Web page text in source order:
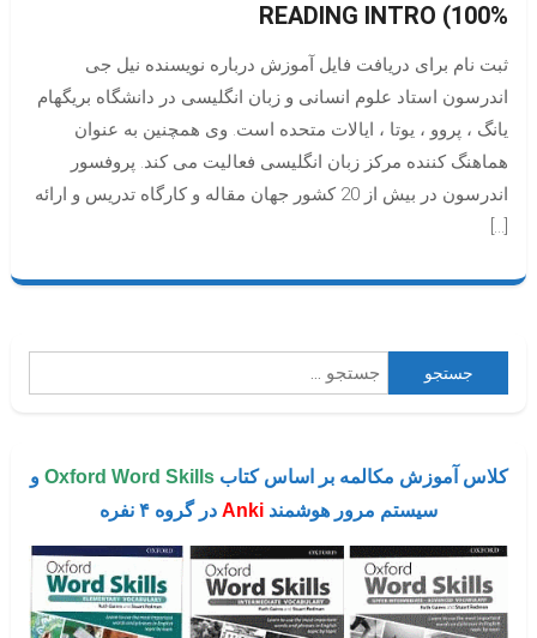
READING INTRO (100%
ثبت نام برای دریافت فایل آموزش درباره نویسنده نیل جی
اندرسون استاد علوم انسانی و زبان انگلیسی در دانشگاه بریگهام
یانگ ، پروو ، یوتا ، ایالات متحده است. وی همچنین به عنوان
هماهنگ کننده مرکز زبان انگلیسی فعالیت می کند. پروفسور
اندرسون در بیش از 20 کشور جهان مقاله و کارگاه تدریس و ارائه
[…]
برای:
کلاس آموزش مکالمه بر اساس کتابOxford Word Skills و
سیستم مرور هوشمند Anki در گروه ۴ نفره